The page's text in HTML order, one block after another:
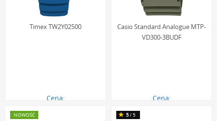
Timex TW2Y02500
Cena:
Casio Standard Analogue MTP-
VD300-3BUDF
Cena:
NOWOŚĆ 5/5